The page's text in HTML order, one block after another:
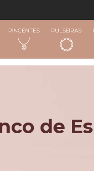
PINGENTES PULSEIRAS
de